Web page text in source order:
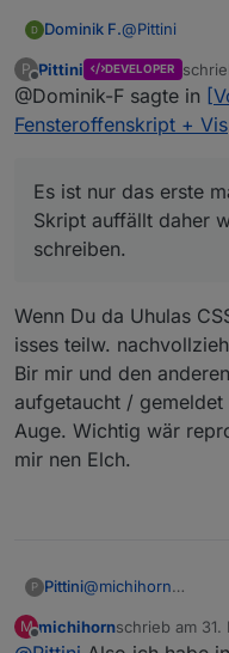
Dominik F.@Pittini
das ist eine
Edit: Habs
und an
die Farben
damit er das
der
Räumen
Nach
Öffnen/
nun wieder
etwas
sowas bei
P
Offline
Pittini DEVELOPER
@Dominik-F sagte in
Fensteroffenskript + Vis
Es ist nur das erste
Skript auffällt daher
schreiben.
Wenn Du da Uhulas
isses teilw.
Bir mir und den
aufgetaucht /
Auge. Wichtig wär
mir nen Elch.
P Pittini@michihorn
dasses nicht am
M
Offline
michihornschrieb am 31.
zuletzt editiert